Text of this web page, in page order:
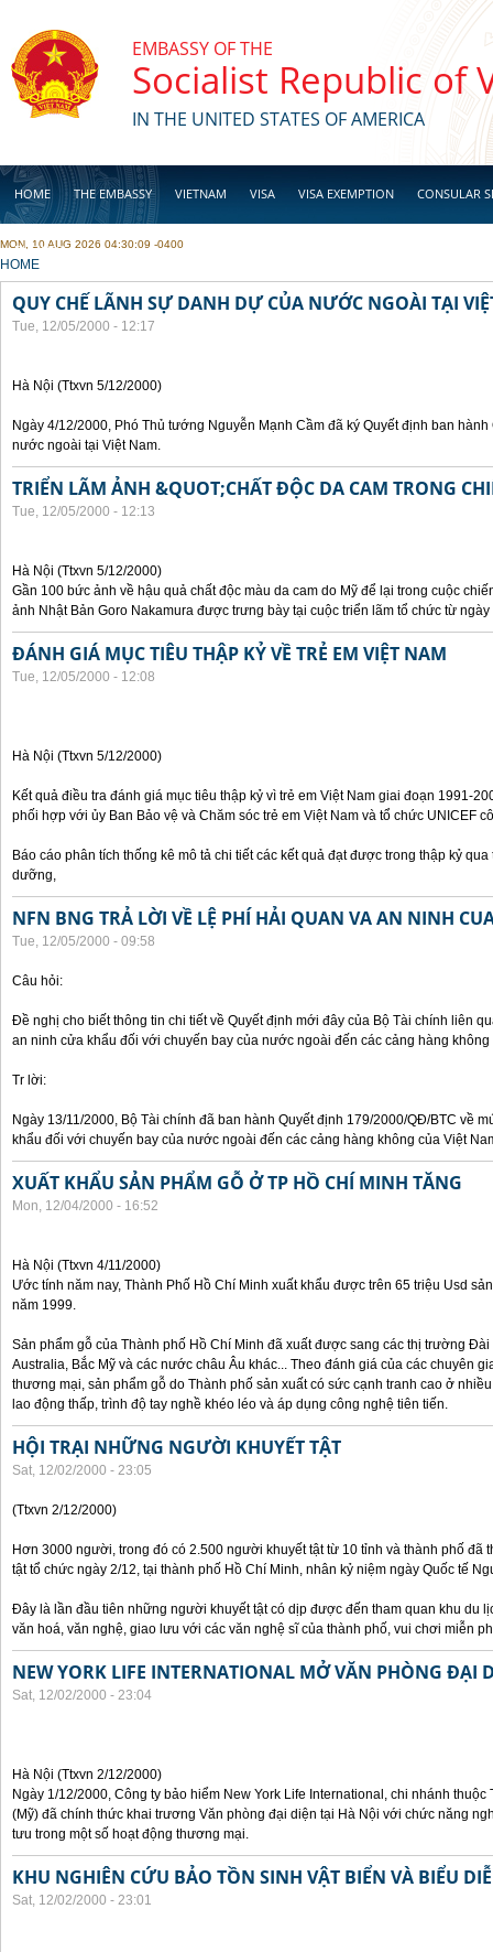
EMBASSY OF THE
Socialist Republic of
IN THE UNITED STATES OF AMERICA
HOME THE EMBASSY VIETNAM VISA VISA EXEMPTION CONSULAR
BUSINESS
MON, 10 AUG 2026 04:30:09 -0400
YOU ARE HERE
HOME
QUY CHẾ LÃNH SỰ DANH DỰ CỦA NƯỚC NGOÀI TẠI
Tue, 12/05/2000 - 12:17
Hà Nội (Ttxvn 5/12/2000)
Ngày 4/12/2000, Phó Thủ tướng Nguyễn Mạnh Cầm đã ký Quyết định ban
nước ngoài tại Việt Nam.
TRIỂN LÃM ẢNH &QUOT;CHẤT ĐỘC DA CAM TRONG
Tue, 12/05/2000 - 12:13
Hà Nội (Ttxvn 5/12/2000)
Gần 100 bức ảnh về hậu quả chất độc màu da cam do Mỹ để lại trong cuộc
ảnh Nhật Bản Goro Nakamura được trưng bày tại cuộc triển lãm tổ chức từ
ĐÁNH GIÁ MỤC TIÊU THẬP KỶ VỀ TRẺ EM VIỆT NAM
Tue, 12/05/2000 - 12:08
Hà Nội (Ttxvn 5/12/2000)
Kết quả điều tra đánh giá mục tiêu thập kỷ vì trẻ em Việt Nam giai đoạn 1991-
phối hợp với ủy Ban Bảo vệ và Chăm sóc trẻ em Việt Nam và tổ chức UNICEF
Báo cáo phân tích thống kê mô tả chi tiết các kết quả đạt được trong thập kỷ
dưỡng,
NFN BNG TRẢ LỜI VỀ LỆ PHÍ HẢI QUAN VA AN NINH
Tue, 12/05/2000 - 09:58
Câu hỏi:
Đề nghị cho biết thông tin chi tiết về Quyết định mới đây của Bộ Tài chính liên
an ninh cửa khẩu đối với chuyến bay của nước ngoài đến các cảng hàng không
Tr lời:
Ngày 13/11/2000, Bộ Tài chính đã ban hành Quyết định 179/2000/QĐ/BTC về
khẩu đối với chuyến bay của nước ngoài đến các cảng hàng không của Việt
XUẤT KHẨU SẢN PHẨM GỖ Ở TP HỒ CHÍ MINH TĂNG
Mon, 12/04/2000 - 16:52
Hà Nội (Ttxvn 4/11/2000)
Ước tính năm nay, Thành Phố Hồ Chí Minh xuất khẩu được trên 65 triệu Usd
năm 1999.
Sản phẩm gỗ của Thành phố Hồ Chí Minh đã xuất được sang các thị trường
Australia, Bắc Mỹ và các nước châu Âu khác... Theo đánh giá của các chuyên
thương mại, sản phẩm gỗ do Thành phố sản xuất có sức cạnh tranh cao ở
lao động thấp, trình độ tay nghề khéo léo và áp dụng công nghệ tiên tiến.
HỘI TRẠI NHỮNG NGƯỜI KHUYẾT TẬT
Sat, 12/02/2000 - 23:05
(Ttxvn 2/12/2000)
Hơn 3000 người, trong đó có 2.500 người khuyết tật từ 10 tỉnh và thành phố đã
tật tổ chức ngày 2/12, tại thành phố Hồ Chí Minh, nhân kỷ niệm ngày Quốc tế
Đây là lần đầu tiên những người khuyết tật có dịp được đến tham quan khu du
văn hoá, văn nghệ, giao lưu với các văn nghệ sĩ của thành phố, vui chơi miễn
NEW YORK LIFE INTERNATIONAL MỞ VĂN PHÒNG ĐẠI
Sat, 12/02/2000 - 23:04
Hà Nội (Ttxvn 2/12/2000)
Ngày 1/12/2000, Công ty bảo hiểm New York Life International, chi nhánh
(Mỹ) đã chính thức khai trương Văn phòng đại diện tại Hà Nội với chức năng
tưu trong một số hoạt động thương mại.
KHU NGHIÊN CỨU BẢO TỒN SINH VẬT BIỂN VÀ BIỂU
Sat, 12/02/2000 - 23:01